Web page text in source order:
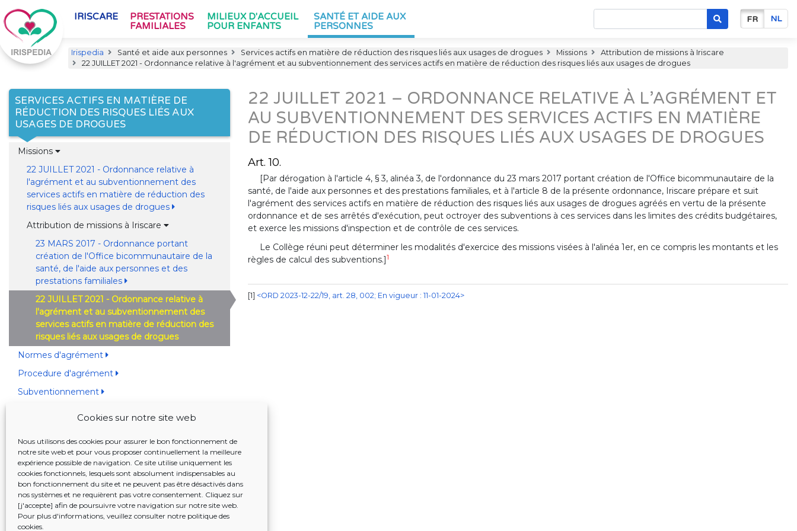
Cookies sur notre site web
Nous utilisons des cookies pour assurer le bon fonctionnement de
notre site web et pour vous proposer continuellement la meilleure
expérience possible de navigation. Ce site utilise uniquement les
cookies fonctionnels, lesquels sont absolument indispensables au
bon fonctionnement du site et ne peuvent pas être désactivés dans
nos systèmes et ne requièrent pas votre consentement. Cliquez sur
[j'accepte] afin de poursuivre votre navigation sur notre site web.
Pour plus d'informations, veuillez consulter notre politique des
cookies.
IRISCARE
PRESTATIONS
FAMILIALES
MILIEUX D'ACCUEIL
POUR ENFANTS
SANTÉ ET AIDE AUX
PERSONNES
FR NL
Irispedia Santé et aide aux personnes Services actifs en matière de réduction des risques liés aux usages de drogues Missions
Attribution de missions à Iriscare
22 JUILLET 2021 - Ordonnance relative à l'agrément et au subventionnement des services actifs en matière de réduction des risques liés aux usages de drogues
SERVICES ACTIFS EN MATIÈRE DE
RÉDUCTION DES RISQUES LIÉS AUX
USAGES DE DROGUES
Missions
22 JUILLET 2021 - Ordonnance relative à
l'agrément et au subventionnement des
services actifs en matière de réduction des
risques liés aux usages de drogues
Attribution de missions à Iriscare
23 MARS 2017 - Ordonnance portant
création de l'Office bicommunautaire de la
santé, de l'aide aux personnes et des
prestations familiales
22 JUILLET 2021 - Ordonnance relative à
l'agrément et au subventionnement des
services actifs en matière de réduction des
risques liés aux usages de drogues
Normes d'agrément
Procedure d'agrément
Subventionnement
BANQUE DE DONNÉES JUSTEL
22 JUILLET 2021. - Ordonnance relative à
l'agrément et au subventionnement des services
actifs en matière de réduction des risques liés aux
usages de drogues
22 JUILLET 2021 – ORDONNANCE RELATIVE À L’AGRÉMENT ET
AU SUBVENTIONNEMENT DES SERVICES ACTIFS EN MATIÈRE
DE RÉDUCTION DES RISQUES LIÉS AUX USAGES DE DROGUES
Art. 10.
[Par dérogation à l'article 4, § 3, alinéa 3, de l'ordonnance du 23 mars 2017 portant création de l'Office bicommunautaire de la
santé, de l'aide aux personnes et des prestations familiales, et à l'article 8 de la présente ordonnance, Iriscare prépare et suit
l'agrément des services actifs en matière de réduction des risques liés aux usages de drogues agréés en vertu de la présente
ordonnance et de ses arrêtés d'exécution, peut octroyer des subventions à ces services dans les limites des crédits budgétaires,
et exerce les missions d'inspection et de contrôle de ces services.
Le Collège réuni peut déterminer les modalités d'exercice des missions visées à l'alinéa 1er, en ce compris les montants et les
règles de calcul des subventions.]1
1 <ORD 2023-12-22/19, art. 28, 002; En vigueur : 11-01-2024>